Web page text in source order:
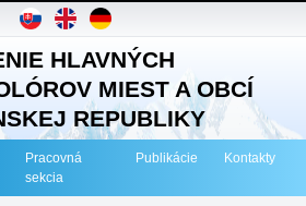
HLAVNÝCH
MIEST A OBCÍ
REPUBLIKY
Pracovná
sekcia
Publikácie Kontakty